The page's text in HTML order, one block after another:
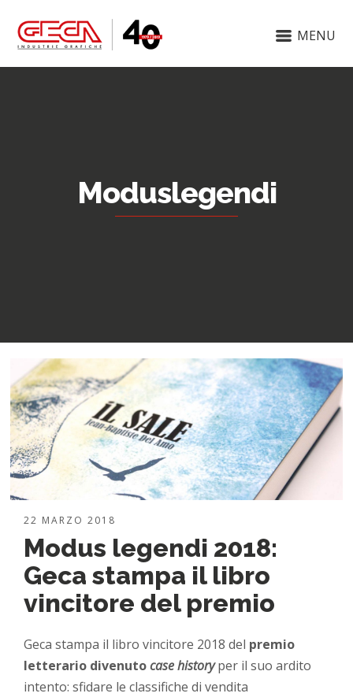
MENU
Moduslegendi
22 MARZO 2018
Modus legendi 2018:
Geca stampa il libro
vincitore del premio
Geca stampa il libro vincitore 2018 del premio
letterario divenutocase history per il suo ardito
intento: sfidare le classifiche di vendita